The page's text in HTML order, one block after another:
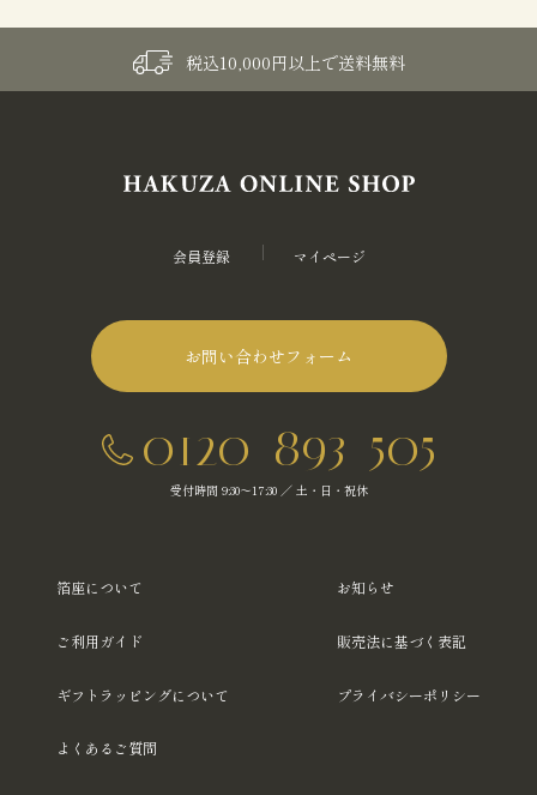
税込10,000円以上で送料無料
会員登録 マイページ
お問い合わせフォーム
0120-893-505
受付時間 9:30～17:30 ／ 土・日・祝休
箔座について
ご利用ガイド
ギフトラッピングについて
よくあるご質問
お知らせ
販売法に基づく表記
プライバシーポリシー